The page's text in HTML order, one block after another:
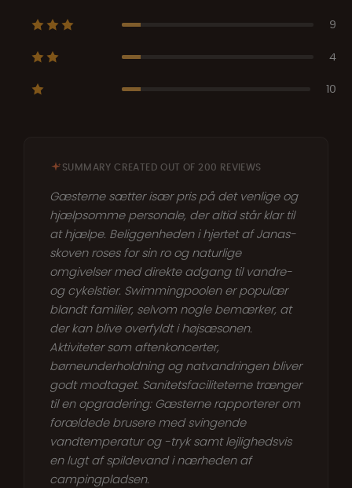
9
4
10
SUMMARY CREATED OUT OF 200 REVIEWS
Gæsterne sætter især pris på det venlige og
hjælpsomme personale, der altid står klar til
at hjælpe. Beliggenheden i hjertet af Janas-
skoven roses for sin ro og naturlige
omgivelser med direkte adgang til vandre-
og cykelstier. Swimmingpoolen er populær
blandt familier, selvom nogle bemærker, at
der kan blive overfyldt i højsæsonen.
Aktiviteter som aftenkoncerter,
børneunderholdning og natvandringen bliver
godt modtaget. Sanitetsfaciliteterne trænger
til en opgradering: Gæsterne rapporterer om
forældede brusere med svingende
vandtemperatur og -tryk samt lejlighedsvis
en lugt af spildevand i nærheden af
campingpladsen.